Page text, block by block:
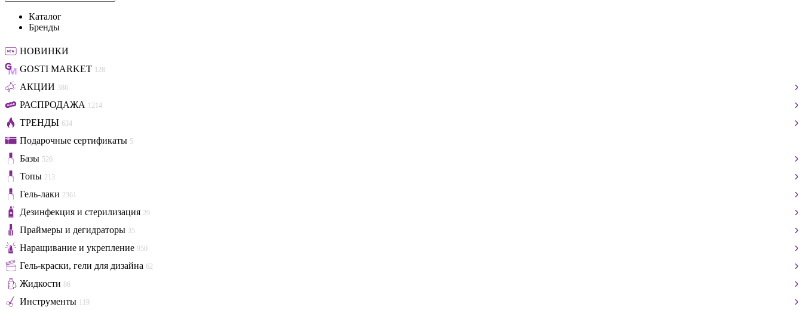
Каталог
Бренды
НОВИНКИ
GOSTI MARKET 128
АКЦИИ 386
РАСПРОДАЖА 1214
ТРЕНДЫ 634
Подарочные сертификаты 5
Базы 526
Топы 213
Гель-лаки 2361
Дезинфекция и стерилизация 29
Праймеры и дегидраторы 35
Наращивание и укрепление 950
Гель-краски, гели для дизайна 62
Жидкости 86
Инструменты 119